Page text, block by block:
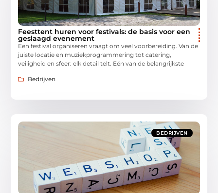
Feesttent huren voor festivals: de basis voor een
geslaagd evenement
Een festival organiseren vraagt om veel voorbereiding. Van de
juiste locatie en muziekprogrammering tot catering,
veiligheid en sfeer: elk detail telt. Eén van de belangrijkste
Bedrijven
BEDRIJVEN